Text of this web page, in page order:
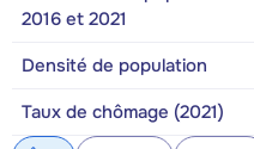
2016 et 2021
Densité de population
Taux de chômage (2021)